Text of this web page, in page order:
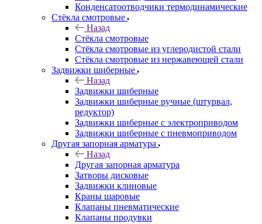
Конденсатоотводчики термодинамические
Стёкла смотровые
Назад
Стёкла смотровые
Стёкла смотровые из углеродистой стали
Стёкла смотровые из нержавеющей стали
Задвижки шиберные
Назад
Задвижки шиберные
Задвижки шиберные ручные (штурвал,
редуктор)
Задвижки шиберные с электроприводом
Задвижки шиберные с пневмоприводом
Другая запорная арматура
Назад
Другая запорная арматура
Затворы дисковые
Задвижки клиновые
Краны шаровые
Клапаны пневматические
Клапаны продувки